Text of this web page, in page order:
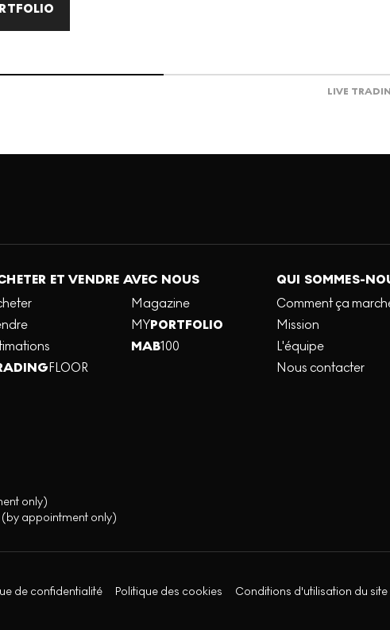
LIVE
ET VENDRE AVEC NOUS
FLOOR
Magazine
MYPORTFOLIO
MAB100
QUI SOMMES-
Comment ça
Mission
L'équipe
Nous contacter
only)
(by appointment only)
de confidentialité Politique des cookies Conditions d'utilisation du site